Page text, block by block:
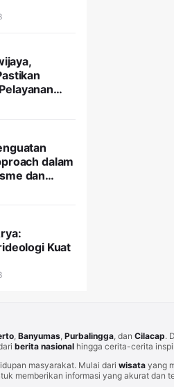
dalam
dan
Kuat
Banyumas Purbalingga , dan Cilacap.
berita nasional hingga cerita-cerita
masyarakat. Mulai dari wisatayang
memberikan informasi yang akurat dan